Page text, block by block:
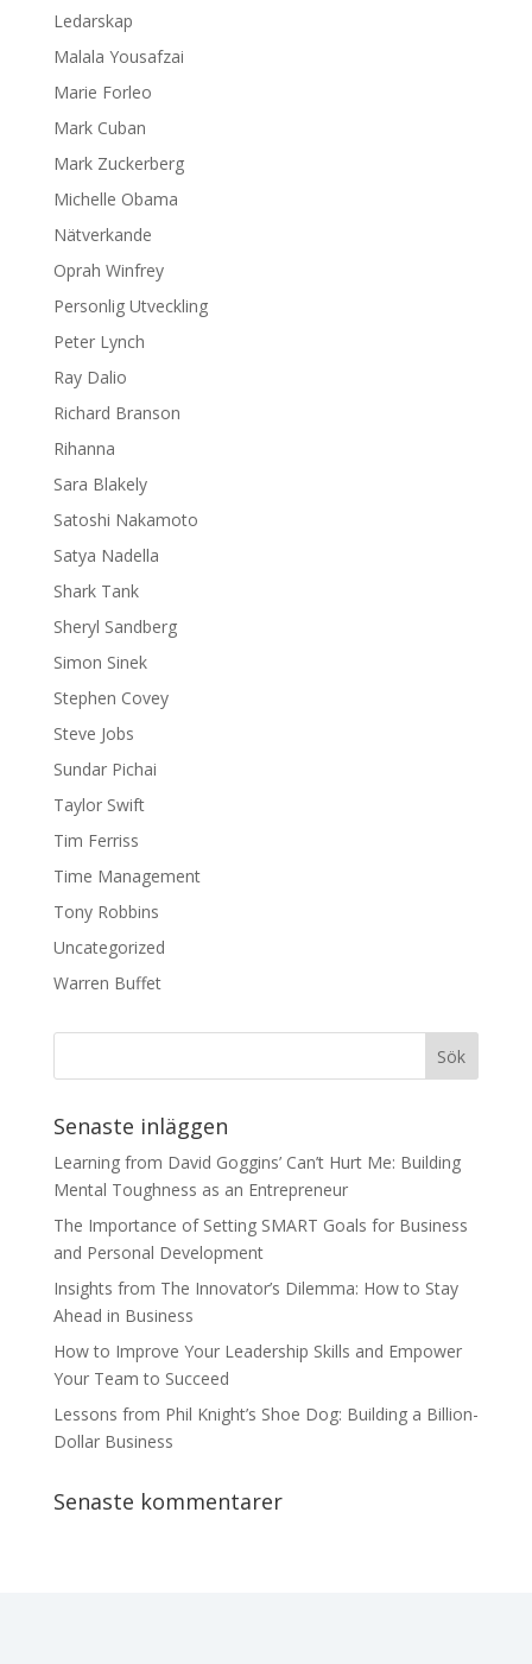
Ledarskap
Malala Yousafzai
Marie Forleo
Mark Cuban
Mark Zuckerberg
Michelle Obama
Nätverkande
Oprah Winfrey
Personlig Utveckling
Peter Lynch
Ray Dalio
Richard Branson
Rihanna
Sara Blakely
Satoshi Nakamoto
Satya Nadella
Shark Tank
Sheryl Sandberg
Simon Sinek
Stephen Covey
Steve Jobs
Sundar Pichai
Taylor Swift
Tim Ferriss
Time Management
Tony Robbins
Uncategorized
Warren Buffet
Senaste inläggen
Learning from David Goggins’ Can’t Hurt Me: Building
Mental Toughness as an Entrepreneur
The Importance of Setting SMART Goals for Business
and Personal Development
Insights from The Innovator’s Dilemma: How to Stay
Ahead in Business
How to Improve Your Leadership Skills and Empower
Your Team to Succeed
Lessons from Phil Knight’s Shoe Dog: Building a Billion-
Dollar Business
Senaste kommentarer